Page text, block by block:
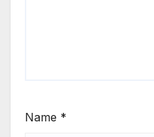
Name *